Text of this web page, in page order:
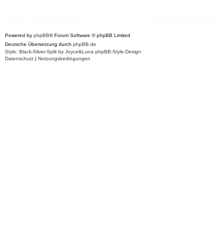
Powered by phpBB® Forum Software © phpBB Limited
Deutsche Übersetzung durch phpBB.de
Style: Black-Silver-Split by Joyce&Luna phpBB-Style-Design
Datenschutz
Nutzungsbedingungen